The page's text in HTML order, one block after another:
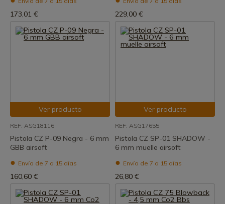
173,01 € 229,00 €
Ver producto
REF: ASG18116
Pistola CZ P-09 Negra - 6 mm
GBB airsoft
Envío de 7 a 15 días
160,60 €
Ver producto
REF: ASG17655
Pistola CZ SP-01 SHADOW -
6 mm muelle airsoft
Envío de 7 a 15 días
26,80 €